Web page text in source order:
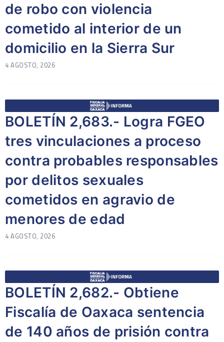
de robo con violencia
cometido al interior de un
domicilio en la Sierra Sur
4 AGOSTO, 2026
BOLETÍN 2,683.- Logra FGEO
tres vinculaciones a proceso
contra probables responsables
por delitos sexuales
cometidos en agravio de
menores de edad
4 AGOSTO, 2026
BOLETÍN 2,682.- Obtiene
Fiscalía de Oaxaca sentencia
de 140 años de prisión contra